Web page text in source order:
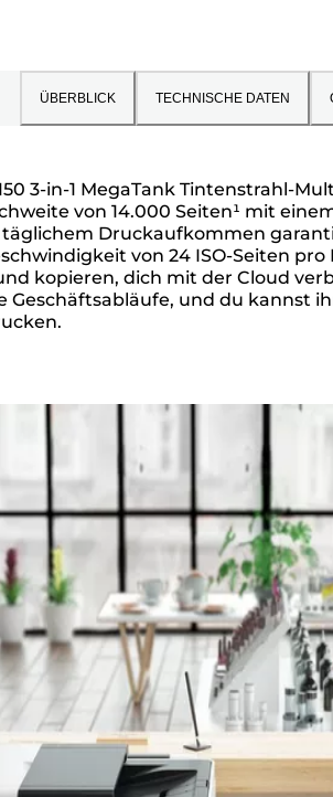
ÜBERBLICK TECHNISCHE DATEN
3-in-1 MegaTank
von 14.000 Seiten¹ mit
Druckaufkommen
von 24 ISO-Seiten
kopieren, dich mit der Cloud
Geschäftsabläufe, und du kannst